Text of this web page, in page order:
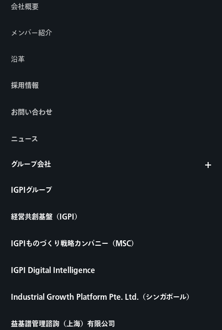
会社概要
メンバー紹介
沿革
採用情報
お問い合わせ
ニュース
グループ会社
IGPIグループ
経営共創基盤（IGPI）
IGPIものづくり戦略カンパニー（MSC）
IGPI Digital Intelligence
Industrial Growth Platform Pte. Ltd.（シンガポール）
益基譜管理諮詢（上海）有限公司